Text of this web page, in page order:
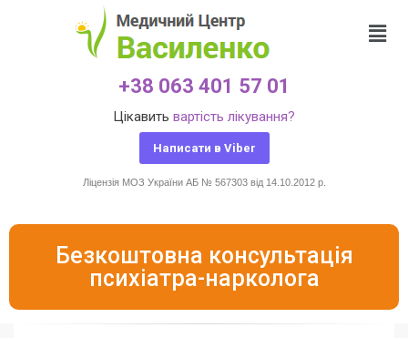
+38 063 401 57 01
Цікавить вартість лікування?
Написати в Viber
Ліцензія МОЗ України АБ № 567303 від 14.10.2012 р.
Безкоштовна консультація
психіатра-нарколога